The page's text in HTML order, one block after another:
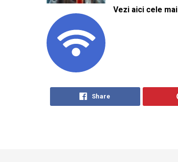
Vezi aici cele
Share